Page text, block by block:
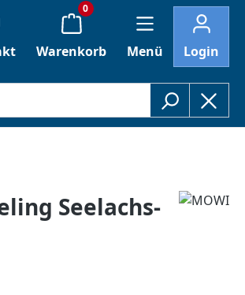
0
Warenkorb Menü Login
Seelachs-